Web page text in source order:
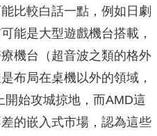
比較白話一點，例如日劇
能是大型遊戲機台搭載，
機台（超音波之類的格外
布局在桌機以外的領域，
始攻城掠地，而AMD這
的嵌入式市場，認為這些